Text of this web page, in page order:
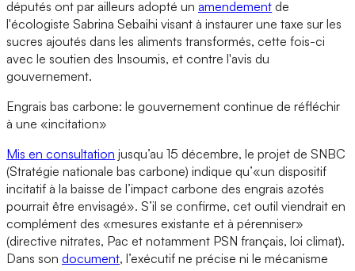
députés ont par ailleurs adopté un amendement de
l'écologiste Sabrina Sebaihi visant à instaurer une taxe sur les
sucres ajoutés dans les aliments transformés, cette fois-ci
avec le soutien des Insoumis, et contre l'avis du
gouvernement.
Engrais bas carbone: le gouvernement continue de réfléchir
à une «incitation»
Mis en consultation jusqu’au 15 décembre, le projet de SNBC
(Stratégie nationale bas carbone) indique qu’«un dispositif
incitatif à la baisse de l’impact carbone des engrais azotés
pourrait être envisagé». S’il se confirme, cet outil viendrait en
complément des «mesures existante et à pérenniser»
(directive nitrates, Pac et notamment PSN français, loi climat).
Dans son document, l’exécutif ne précise ni le mécanisme